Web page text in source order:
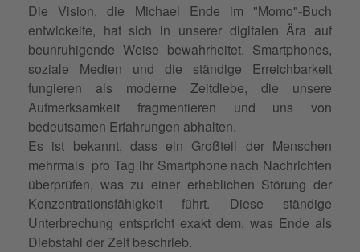
Die Vision, die Michael Ende im "Momo"-Buch
entwickelte, hat sich in unserer digitalen Ära auf
beunruhigende Weise bewahrheitet. Smartphones,
soziale Medien und die ständige Erreichbarkeit
fungieren als moderne Zeitdiebe, die unsere
Aufmerksamkeit fragmentieren und uns von
bedeutsamen Erfahrungen abhalten.
Es ist bekannt, dass ein Großteil der Menschen
mehrmals pro Tag ihr Smartphone nach Nachrichten
überprüfen, was zu einer erheblichen Störung der
Konzentrationsfähigkeit führt. Diese ständige
Unterbrechung entspricht exakt dem, was Ende als
Diebstahl der Zeit beschrieb.